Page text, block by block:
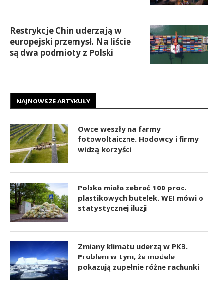
Restrykcje Chin uderzają w
europejski przemysł. Na liście
są dwa podmioty z Polski
NAJNOWSZE ARTYKUŁY
Owce weszły na farmy
fotowoltaiczne. Hodowcy i firmy
widzą korzyści
Polska miała zebrać 100 proc.
plastikowych butelek. WEI mówi o
statystycznej iluzji
Zmiany klimatu uderzą w PKB.
Problem w tym, że modele
pokazują zupełnie różne rachunki